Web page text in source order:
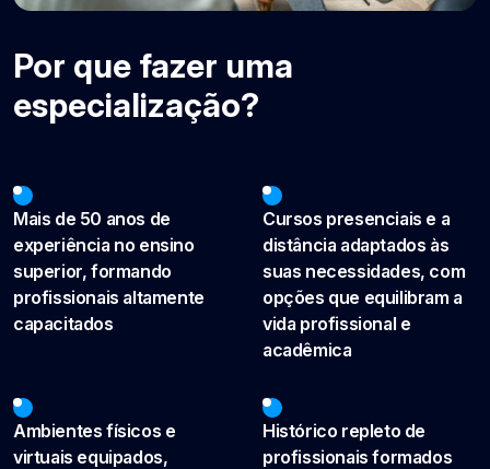
Por que fazer uma
especialização?
Mais de 50 anos de
experiência no ensino
superior, formando
profissionais altamente
capacitados
Cursos presenciais e a
distância adaptados às
suas necessidades, com
opções que equilibram a
vida profissional e
acadêmica
Ambientes físicos e
virtuais equipados,
Histórico repleto de
profissionais formados